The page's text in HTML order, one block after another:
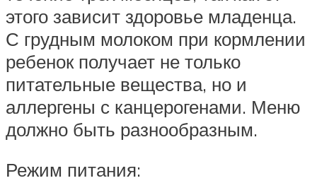
этого зависит здоровье младенца.
С грудным молоком при кормлении
ребенок получает не только
питательные вещества, но и
аллергены с канцерогенами. Меню
должно быть разнообразным.
Режим питания: